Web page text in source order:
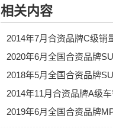
相关内容
2014年7月合资品牌C级销
2020年6月全国合资品牌
2018年5月全国合资品牌
2014年11月合资品牌A级
2019年6月全国合资品牌